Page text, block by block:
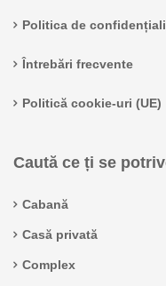
Politica de
Întrebări frecvente
Politică cookie-uri (UE)
Caută ce ți se
Cabană
Casă privată
Complex